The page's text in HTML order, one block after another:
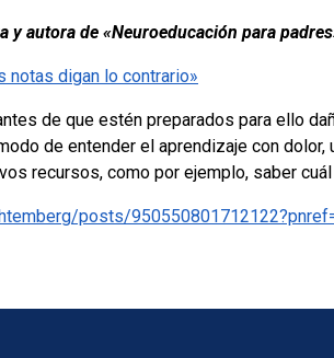
y autora de «Neuroeducación para
notas digan lo contrario»
de que estén preparados para ello
de entender el aprendizaje con dolor,
recursos, como por ejemplo, saber
posts/